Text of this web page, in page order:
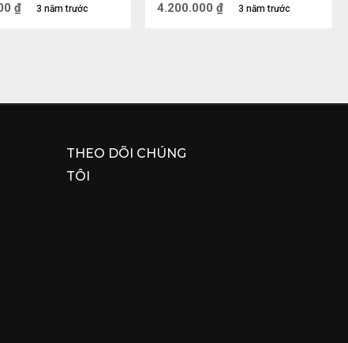
còn được thờ chung với Thổ Địa bởi Thổ Địa
sống. Sự kết hợp lại này chắc chắn sẽ đem
túi.
3 năm trước
₫ 3 năm trước
4.200.000 ₫
THEO DÕI CHÚNG
TÔI